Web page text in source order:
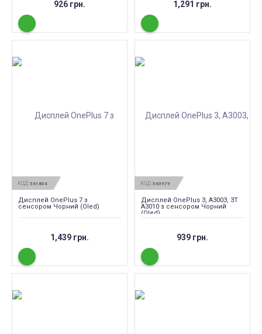
926 грн. 1,291 грн.
КОД: 561854
Дисплей OnePlus 7 з
сенсором Чорний (Oled)
1,439 грн.
КОД: 563979
Дисплей OnePlus 3, A3003, 3T
A3010 з сенсором Чорний
(Oled)
939 грн.